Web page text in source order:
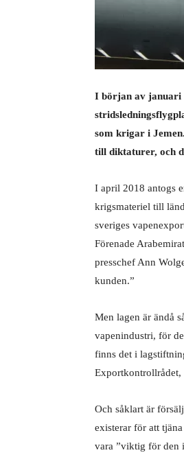
I början av januari
som krigar i
till diktaturer, och
I april 2018 antogs
krigsmateriel till
sveriges
Förenade
presschef Ann
kunden.”
Men lagen är ändå
vapenindustri, för
finns det i
Exportkontrollrådet,
Och såklart är
existerar för att
vara ”viktig för den